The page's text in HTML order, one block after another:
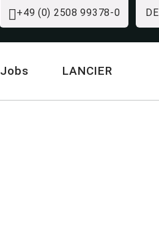
+49 (0) 2508 99378-0 DE
Jobs LANCIER